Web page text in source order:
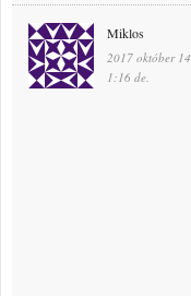
Miklos
2017 október 14
1:16 de.